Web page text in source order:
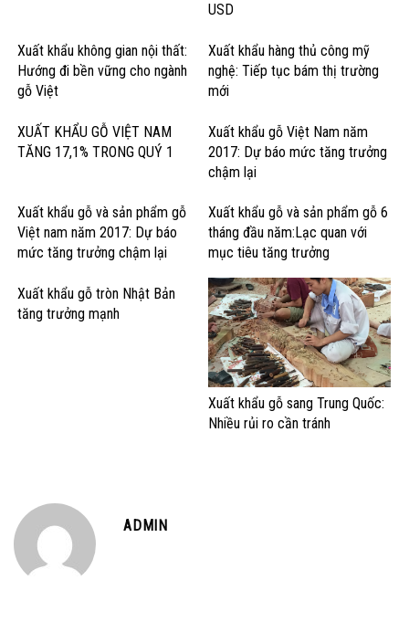
USD
Xuất khẩu không gian nội thất:
Hướng đi bền vững cho ngành
gỗ Việt
Xuất khẩu hàng thủ công mỹ
nghệ: Tiếp tục bám thị trường
mới
XUẤT KHẨU GỖ VIỆT NAM
TĂNG 17,1% TRONG QUÝ 1
Xuất khẩu gỗ Việt Nam năm
2017: Dự báo mức tăng trưởng
chậm lại
Xuất khẩu gỗ và sản phẩm gỗ
Việt nam năm 2017: Dự báo
mức tăng trưởng chậm lại
Xuất khẩu gỗ và sản phẩm gỗ 6
tháng đầu năm:Lạc quan với
mục tiêu tăng trưởng
Xuất khẩu gỗ tròn Nhật Bản
tăng trưởng mạnh
Xuất khẩu gỗ sang Trung Quốc:
Nhiều rủi ro cần tránh
ADMIN